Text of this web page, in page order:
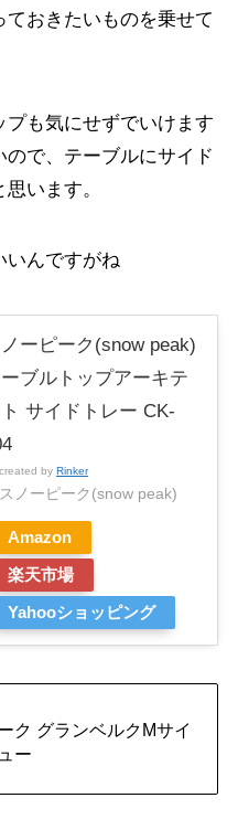
おきたいものを乗せて
も気にせずでいけます
で、テーブルにサイド
います。
いんですがね
ノーピーク(snow peak)
ブルトップアーキテ
サイドトレー CK-
created by Rinker
スノーピーク(snow peak)
Amazon
楽天市場
Yahooショッピング
ク グランベルクMサイ
ー